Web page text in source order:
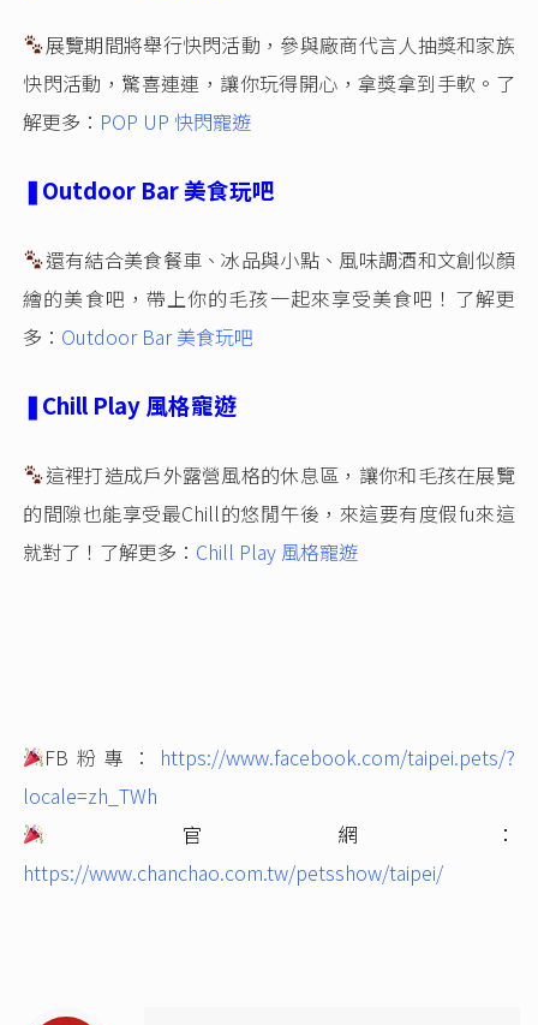
展覽期間將舉行快閃活動，參與廠商代言人抽獎和家族
快閃活動，驚喜連連，讓你玩得開心，拿獎拿到手軟。了
解更多： POP UP 快閃寵遊
❚Outdoor Bar 美食玩吧
還有結合美食餐車、冰品與小點、風味調酒和文創似顏
繪的美食吧，帶上你的毛孩一起來享受美食吧！了解更
多： Outdoor Bar 美食玩吧
❚Chill Play 風格寵遊
這裡打造成戶外露營風格的休息區，讓你和毛孩在展覽
的間隙也能享受最Chill的悠閒午後，來這要有度假fu來這
就對了！了解更多： Chill Play 風格寵遊
FB粉專： https://www.facebook.com/taipei.pets/?
locale=zh_TWh
官網：
https://www.chanchao.com.tw/petsshow/taipei/